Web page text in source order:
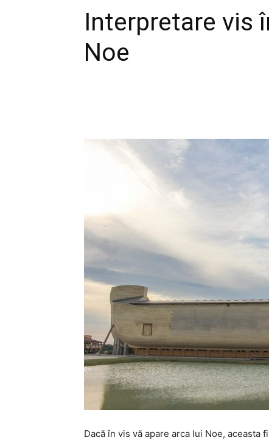
Interpretare vis
Noe
Dacă în vis vă apare arca lui Noe, aceasta